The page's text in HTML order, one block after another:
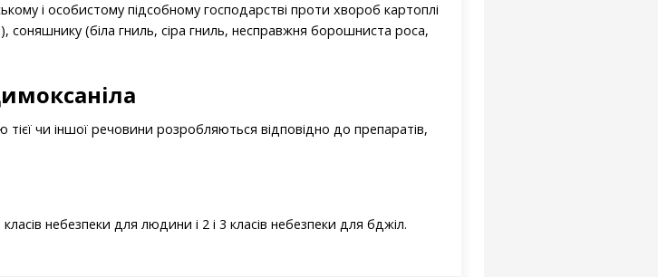
і особистому підсобному господарстві проти хвороб картоплі
соняшнику (біла гниль, сіра гниль, несправжня борошниста роса,
тієї чи іншої речовини розробляються відповідно до препаратів,
небезпеки для людини і 2 і 3 класів небезпеки для бджіл.